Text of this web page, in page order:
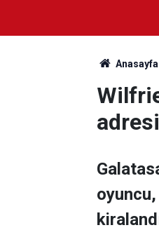
Anasayfa
oyuncu,